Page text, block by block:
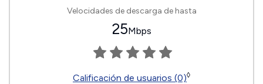
Velocidades de descarga de hasta
25Mbps
Calificación de usuarios (0)◊